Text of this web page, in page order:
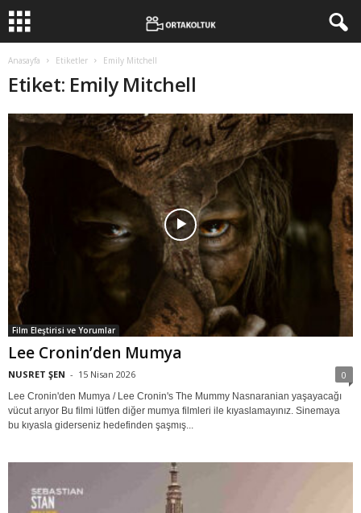
Anasayfa Etiketler Emily Mitchell
Etiket: Emily Mitchell
Film Eleştirisi ve Yorumlar
Lee Cronin’den Mumya
NUSRET ŞEN - 15 Nisan 2026 0
Lee Cronin'den Mumya / Lee Cronin's The Mummy Nasnaranian yaşayacağı
vücut arıyor Bu filmi lütfen diğer mumya filmleri ile kıyaslamayınız. Sinemaya
bu kıyasla giderseniz hedefinden şaşmış...